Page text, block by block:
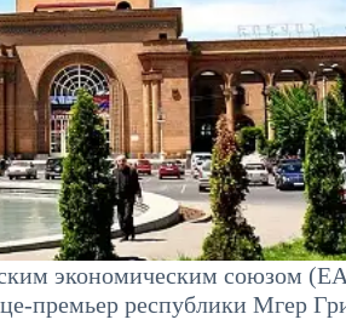
экономическим союзом
премьер республики Мгер